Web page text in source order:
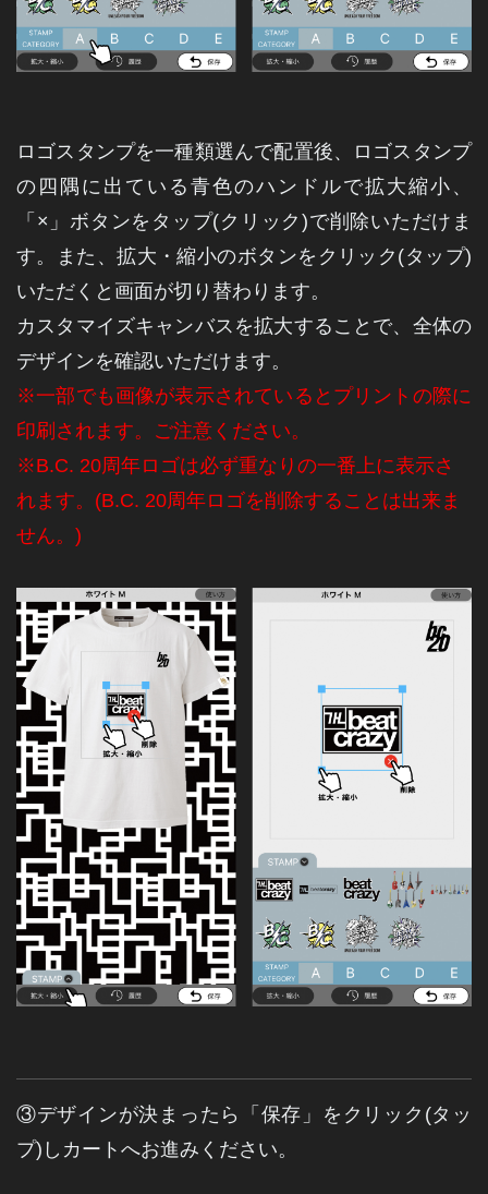
ロゴスタンプを一種類選んで配置後、ロゴスタンプ
の四隅に出ている青色のハンドルで拡大縮小、
「×」ボタンを タップ(クリック)で削除いただけま
す。また、拡大・縮小のボタンをクリック(タップ)
いただくと画面が切り替わります。
カスタマイズキャンバスを拡大することで、全体の
デザインを確認いただけます。
※一部でも画像が表示されているとプリントの際に
印刷されます。ご注意ください。
※B.C. 20周年ロゴは必ず重なりの一番上に表示さ
れます。(B.C. 20周年ロゴを削除することは出来ま
せん。)
③デザインが決まったら「保存」をクリック(タッ
プ)しカートへお進みください。